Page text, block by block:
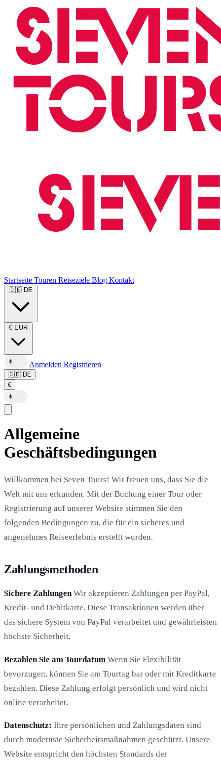
Startseite Touren Reiseziele Blog Kontakt
🇩🇪 DE
€ EUR
☀️ Anmelden Registrieren
🇩🇪 DE
€
☀️
Allgemeine
Geschäftsbedingungen
Willkommen bei Seven Tours! Wir freuen uns, dass Sie die
Welt mit uns erkunden. Mit der Buchung einer Tour oder
Registrierung auf unserer Website stimmen Sie den
folgenden Bedingungen zu, die für ein sicheres und
angenehmes Reiseerlebnis erstellt wurden.
Zahlungsmethoden
Sichere Zahlungen Wir akzeptieren Zahlungen per PayPal,
Kredit- und Debitkarte. Diese Transaktionen werden über
das sichere System von PayPal verarbeitet und gewährleisten
höchste Sicherheit.
Bezahlen Sie am Tourdatum Wenn Sie Flexibilität
bevorzugen, können Sie am Tourtag bar oder mit Kreditkarte
bezahlen. Diese Zahlung erfolgt persönlich und wird nicht
online verarbeitet.
Datenschutz: Ihre persönlichen und Zahlungsdaten sind
durch modernste Sicherheitsmaßnahmen geschützt. Unsere
Website entspricht den höchsten Standards der